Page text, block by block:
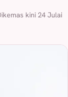
kini 24 Julai